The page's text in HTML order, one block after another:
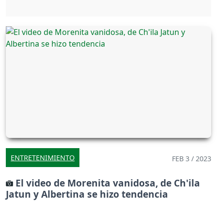
ENTRETENIMIENTO FEB 3 / 2023
El video de Morenita vanidosa, de Ch'ila
Jatun y Albertina se hizo tendencia